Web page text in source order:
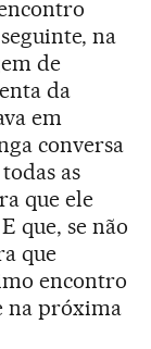
na
de
da
em
conversa
as
que ele
que, se não
que
encontro
na próxima